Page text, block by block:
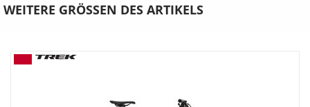
des MX oder die schluckfreudige Downhill-Performance
Verstellbare Progression
unverändertem Ansprechverhalten auf kleine Stöße?
WEITERE GRÖSSEN DES ARTIKELS